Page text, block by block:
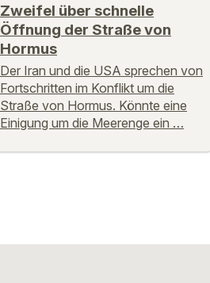
Zweifel über schnelle
Öffnung der Straße von
Hormus
Der Iran und die USA sprechen von
Fortschritten im Konflikt um die
Straße von Hormus. Könnte eine
Einigung um die Meerenge ein …